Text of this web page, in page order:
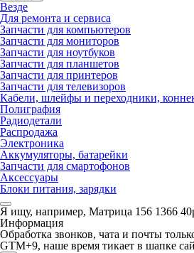
Везде
Для ремонта и сервиса
Запчасти для компьютеров
Запчасти для мониторов
Запчасти для ноутбуков
Запчасти для планшетов
Запчасти для принтеров
Запчасти для телевизоров
Кабели, шлейфы и переходники,
Полиграфия
Радиодетали
Распродажа
Электроника
Аккумуляторы, батарейки
Запчасти для смартофонов
Аксессуары
Блоки питания, зарядки
Я ищу, например, Матрица 156 1366
Информация
Обработка звонков, чата и почты
GTM+9, наше время тикает в шапке